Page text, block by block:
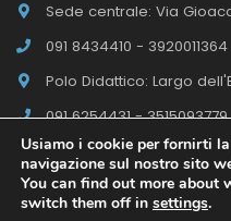
Sede centrale: Via
091 8434410 - 3920011364
Polo Didattico: Largo
091 6254431 - 3515093779
Il Polo E-campus Academy
Usiamo i cookie per fornirti
navigazione sul nostro sito
You can find out more about
switch them off in settings.